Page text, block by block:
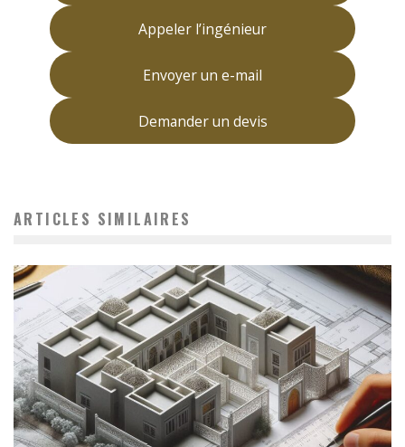
Appeler l’ingénieur
Envoyer un e-mail
Demander un devis
ARTICLES SIMILAIRES